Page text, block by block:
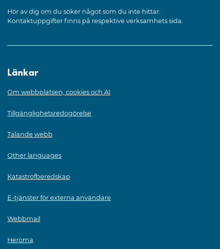
Hör av dig om du söker något som du inte hittar.
Kontaktuppgifter finns på respektive verksamhets sida.
Länkar
Om webbplatsen, cookies och AI
Tillgänglighetsredogörelse
Talande webb
Other languages
Katastrofberedskap
E-tjänster för externa användare
Webbmail
Heroma